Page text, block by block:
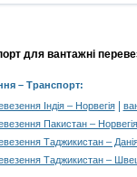
для вантажні
– Транспорт:
Індія – Норвегія|
Пакистан – Норвегія
Таджикистан –
Таджикистан –